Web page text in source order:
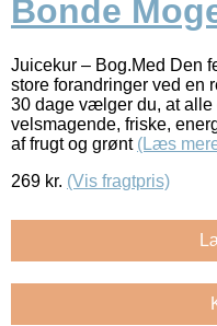
Bonde
Juicekur – Bog.Med Den
store forandringer ved en
30 dage vælger du, at
velsmagende, friske,
af frugt og grønt (Læs
269 kr. (Vis fragtpris)